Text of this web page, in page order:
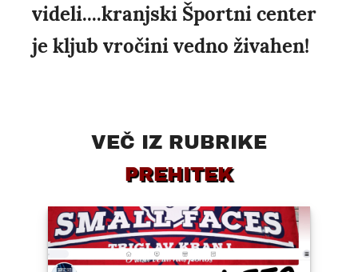
videli....kranjski Športni center
je kljub vročini vedno živahen!
VEČ IZ RUBRIKE
PREHITEK